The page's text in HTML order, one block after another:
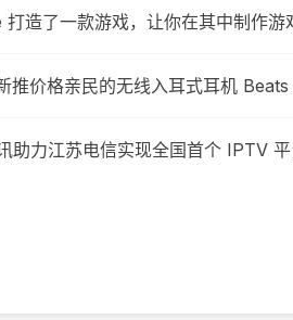
打造了一款游戏，让你在其中制作游
推价格亲民的无线入耳式耳机
助力江苏电信实现全国首个 IPTV 平